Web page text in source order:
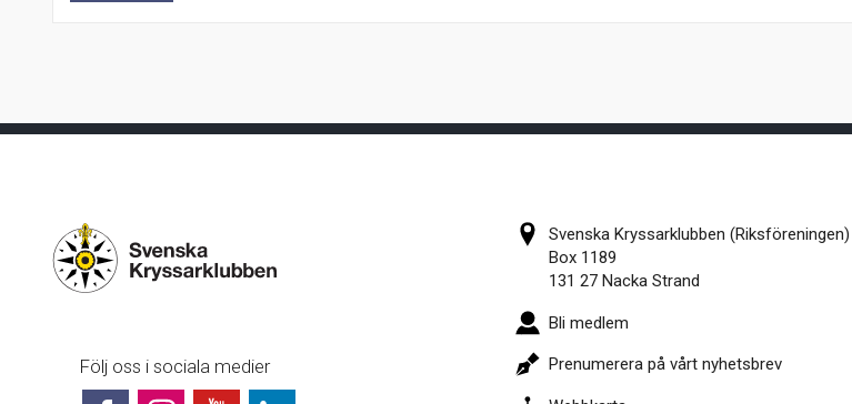
Följ oss i sociala medier
Svenska Kryssarklubben (Riksföreningen)
Box 1189
131 27 Nacka Strand
Bli medlem
Prenumerera på vårt nyhetsbrev